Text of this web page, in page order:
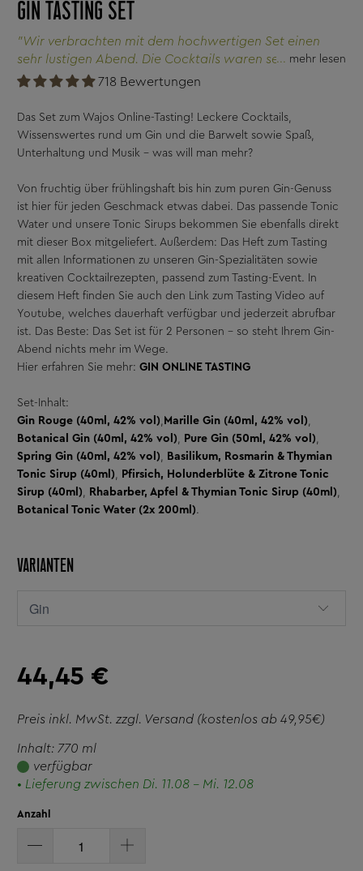
GIN TASTING SET
"Wir verbrachten mit dem hochwertigen Set einen
sehr lustigen Abend. Die Cocktails waren sehr lecker
und die Infos und Tipps im Video sehr interessant."
mehr lesen
718 Bewertungen
Das Set zum Wajos Online-Tasting! Leckere Cocktails,
Wissenswertes rund um Gin und die Barwelt sowie Spaß,
Unterhaltung und Musik - was will man mehr?
Von fruchtig über frühlingshaft bis hin zum puren Gin-Genuss
ist hier für jeden Geschmack etwas dabei. Das passende Tonic
Water und unsere Tonic Sirups bekommen Sie ebenfalls direkt
mit dieser Box mitgeliefert. Außerdem: Das Heft zum Tasting
mit allen Informationen zu unseren Gin-Spezialitäten sowie
kreativen Cocktailrezepten, passend zum Tasting-Event. In
diesem Heft finden Sie auch den Link zum Tasting Video auf
Youtube, welches dauerhaft verfügbar und jederzeit abrufbar
ist. Das Beste: Das Set ist für 2 Personen - so steht Ihrem Gin-
Abend nichts mehr im Wege.
Hier erfahren Sie mehr:GIN ONLINE TASTING
Set-Inhalt:
Gin Rouge (40ml, 42% vol), Marille Gin (40ml, 42% vol),
Botanical Gin (40ml, 42% vol), Pure Gin (50ml, 42% vol),
Spring Gin (40ml, 42% vol), Basilikum, Rosmarin & Thymian
Tonic Sirup (40ml), Pfirsich, Holunderblüte & Zitrone Tonic
Sirup (40ml), Rhabarber, Apfel & Thymian Tonic Sirup (40ml),
Botanical Tonic Water (2x 200ml).
VARIANTEN
44,45 €
Preis inkl. MwSt. zzgl. Versand (kostenlos ab 49,95€)
Inhalt: 770 ml
verfügbar
• Lieferung zwischen Di. 11.08 - Mi. 12.08
Anzahl